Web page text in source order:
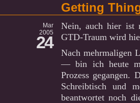
Getting
Mar
2005
24
Nein, auch hier ist
GTD-Traum wird
Nach mehrmaligen
— bin ich heute
Prozess gegangen.
Schreibtisch und
beantwortet noch